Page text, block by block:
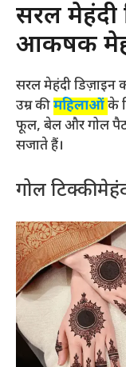
सरल
आकर्षक
सरल मेहंदी
उम्र कीमहिलाओंके
फूल, बेल और गोल
सजाते हैं।
गोल टिक्की